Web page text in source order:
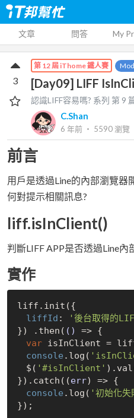
文章 問答 My
第 12 屆 iThome 鐵人賽
[Day09] LIFF
認識LIFF容易嗎? 系列 第 9
C.Shan
6 年前 ‧ 5590瀏覽
3
前言
用戶是透過Line的內部瀏覽器
何對提示相關訊息?
liff.isInClient()
判斷LIFF APP是否透過Line內
實作
liff.init({
liffId :
'後台取得的
}) .then( () => {
var isInClient =
console .log(
$( '#isInClient'
}).catch( (err) => {
console .log( '初始化失